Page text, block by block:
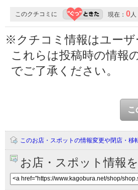
このクチコミに 現在： 0 人
※クチコミ情報はユー
これらは投稿時の情報
でご了承ください。
こ
このお店・スポットの情報変更や閉店・移
お店・スポット情報